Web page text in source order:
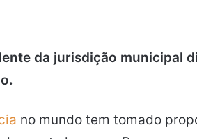
da jurisdição municipal
no mundo tem tomado